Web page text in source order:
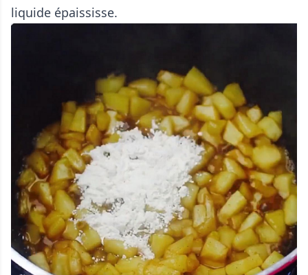
liquide épaississe.